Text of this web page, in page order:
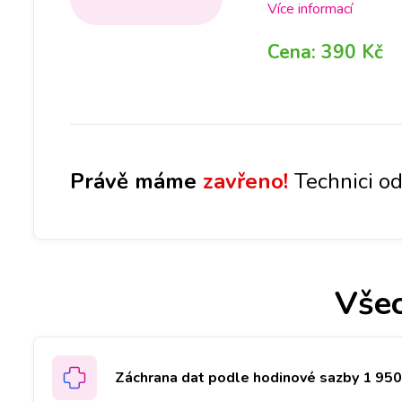
rámci opravy,
po jejím provedení,
Více informací
Cena: 390 Kč
Právě máme zavřeno! Technici
Záchrana dat podle hodinové sazby 1 950